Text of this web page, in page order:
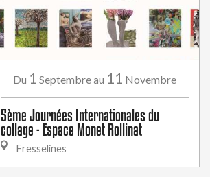
Du 1 Septembreau 11 Novembre
5ème Journées Internationales du
collage - Espace Monet Rollinat
Fresselines